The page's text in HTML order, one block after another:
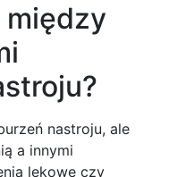
między
nastroju, ale
a innymi
lękowe czy